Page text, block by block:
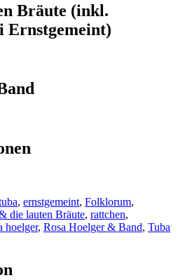
Bräute (inkl.
Ernstgemeint)
, ernstgemeint, Folklorum,
die lauten Bräute, rattchen,
hoelger, Rosa Hoelger & Band, Tuba